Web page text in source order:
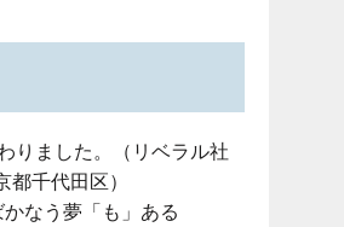
りました。（リベラル社
千代田区）
なう夢「も」ある